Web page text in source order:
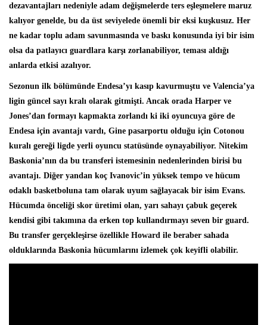
dezavantajları nedeniyle adam değişmelerde ters eşleşmelere maruz
kalıyor genelde, bu da üst seviyelede önemli bir eksi kuşkusuz. Her
ne kadar toplu adam savunmasında ve baskı konusunda iyi bir isim
olsa da patlayıcı guardlara karşı zorlanabiliyor, teması aldığı
anlarda etkisi azalıyor.
Sezonun ilk bölümünde Endesa’yı kasıp kavurmuştu ve Valencia’ya
ligin güncel sayı kralı olarak gitmişti. Ancak orada Harper ve
Jones’dan formayı kapmakta zorlandı ki iki oyuncuya göre de
Endesa için avantajı vardı, Gine pasarportu olduğu için Cotonou
kuralı gereği ligde yerli oyuncu statüsünde oynayabiliyor. Nitekim
Baskonia’nın da bu transferi istemesinin nedenlerinden birisi bu
avantajı. Diğer yandan koç Ivanovic’in yüksek tempo ve hücum
odaklı basketboluna tam olarak uyum sağlayacak bir isim Evans.
Hücumda önceliği skor üretimi olan, yarı sahayı çabuk geçerek
kendisi gibi takımına da erken top kullandırmayı seven bir guard.
Bu transfer gerçekleşirse özellikle Howard ile beraber sahada
olduklarında Baskonia hücumlarını izlemek çok keyifli olabilir.